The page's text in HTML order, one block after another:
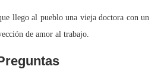
llego al pueblo una vieja doctora con un
de amor al trabajo.